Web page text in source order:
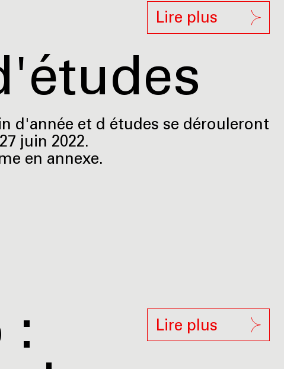
Lire plus
d'année et d études se dérouleront
juin 2022.
en annexe.
Lire plus
: